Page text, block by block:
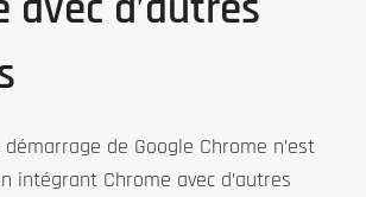
de Google Chrome n’est
intégrant Chrome avec d’autres